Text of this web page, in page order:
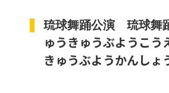
琉球舞踊公演 琉球舞
ゅうきゅうぶようこ
きゅうぶようかんしょ